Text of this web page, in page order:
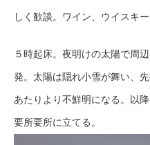
しく歓談。ワイン、ウイスキー
５時起床。夜明けの太陽で周
発。太陽は隠れ小雪が舞い、
あたりより不鮮明になる。以
要所要所に立てる。